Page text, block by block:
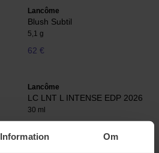
Information Om
Lancôme
Blush Subtil
5,1 g
62 €
Lancôme
LC LNT L INTENSE EDP 2026
30 ml